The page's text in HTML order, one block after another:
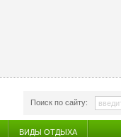
Поиск по сайту:
ВИДЫ ОТДЫХА